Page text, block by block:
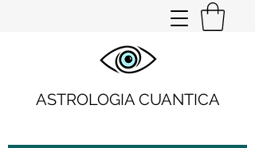
ASTROLOGIA CUANTICA